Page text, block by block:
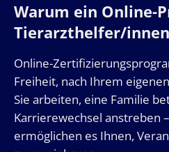
Warum ein Online-
Tierarzthelfer/
Online-
Freiheit, nach Ihrem
Sie arbeiten, eine Familie
Karrierewechsel anstreben
ermöglichen es Ihnen,